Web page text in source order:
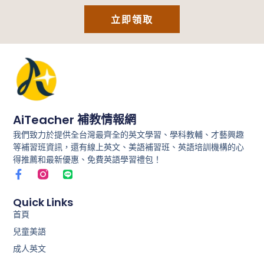
立即領取
AiTeacher 補教情報網
我們致力於提供全台灣最齊全的英文學習、學科教輔、才藝興趣
等補習班資訊，還有線上英文、美語補習班、英語培訓機構的心
得推薦和最新優惠、免費英語學習禮包！
F
a
e
b
o
o
k
-
L
i
e
Quick Links
首頁
兒童美語
成人英文